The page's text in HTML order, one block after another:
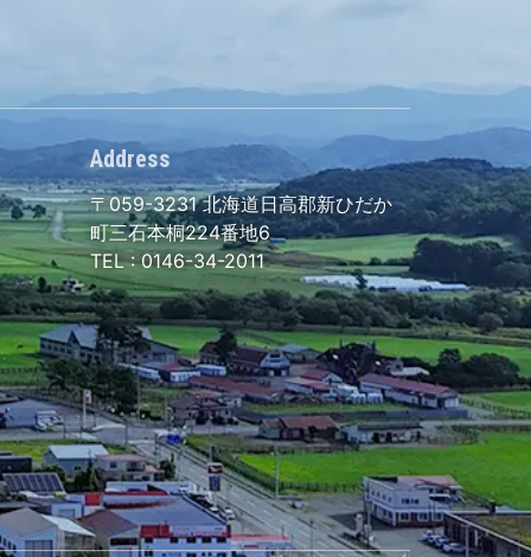
Address
〒059-3231北海道日高郡新ひだか
町三石本桐224番地6
TEL :0146-34-2011